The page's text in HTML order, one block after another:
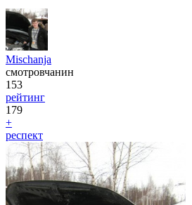
Mischanja
смотровчанин
153
рейтинг
179
+
респект